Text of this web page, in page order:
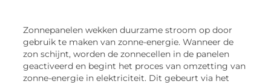
Zonnepanelen wekken duurzame stroom op door
gebruik te maken van zonne-energie. Wanneer de
zon schijnt, worden de zonnecellen in de panelen
geactiveerd en begint het proces van omzetting van
zonne-energie in elektriciteit. Dit gebeurt via het